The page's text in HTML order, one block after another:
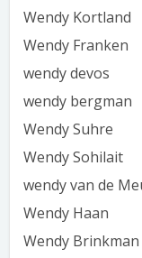
Wendy Kortland
Wendy Franken
wendy devos
wendy bergman
Wendy Suhre
Wendy Sohilait
wendy van de
Wendy Haan
Wendy Brinkman